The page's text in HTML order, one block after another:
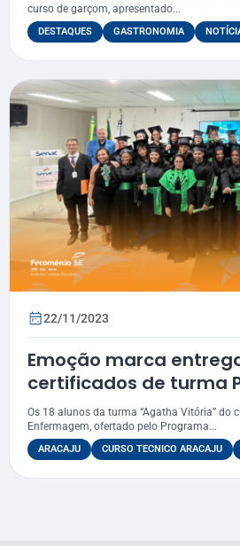
curso de garçom, apresentado...
DESTAQUES GASTRONOMIA
22/11/2023
Emoção marca
certificados de turma
Técnico em
SE
Os 18 alunos da turma “Agatha Vitória” do
Enfermagem, ofertado pelo Programa...
ARACAJU CURSO TECNICO ARACAJU